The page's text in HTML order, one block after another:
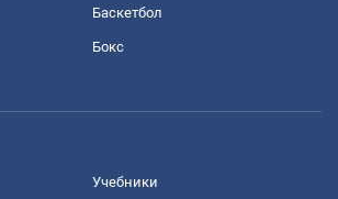
Баскетбол
Бокс
Учебники